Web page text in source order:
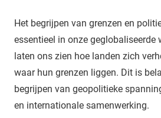
Het begrijpen van grenzen en
essentieel in onze geglobaliseerde
laten ons zien hoe landen zich
waar hun grenzen liggen. Dit is
begrijpen van geopolitieke
en internationale samenwerking.